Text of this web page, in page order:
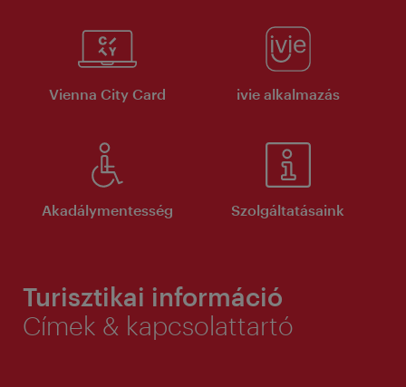
Vienna City Card ivie alkalmazás
Akadálymentesség Szolgáltatásaink
Turisztikai információ
Címek & kapcsolattartó